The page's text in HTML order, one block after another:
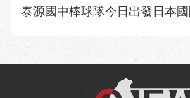
泰源國中棒球隊今日出發日本